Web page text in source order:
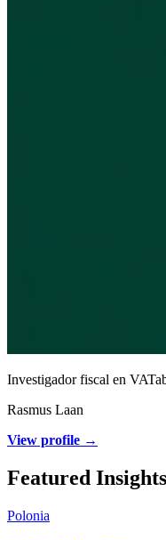
Investigador fiscal en
Rasmus Laan
View profile →
Featured Insights
Polonia